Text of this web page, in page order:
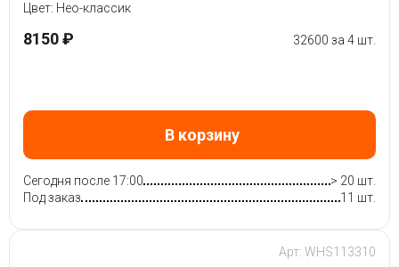
Цвет: Нео-классик
8150 ₽ 32600 за 4 шт.
В корзину
Сегодня после 17:00
> 20 шт.
Под заказ
11 шт.
Арт: WHS113310